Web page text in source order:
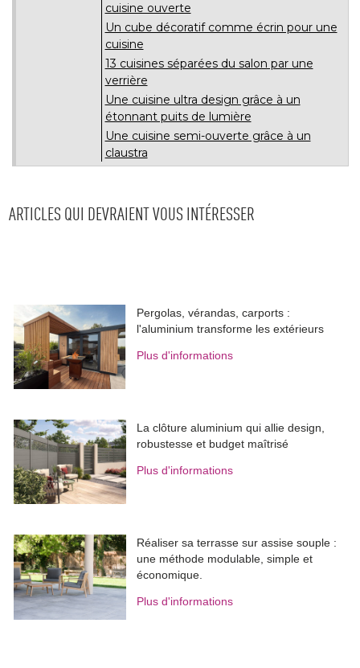
cuisine ouverte
Un cube décoratif comme écrin pour une
cuisine
13 cuisines séparées du salon par une
verrière
Une cuisine ultra design grâce à un
étonnant puits de lumière
Une cuisine semi-ouverte grâce à un
claustra
ARTICLES QUI DEVRAIENT VOUS INTÉRESSER
Pergolas, vérandas, carports :
l'aluminium transforme les extérieurs
Plus d'informations
La clôture aluminium qui allie design,
robustesse et budget maîtrisé
Plus d'informations
Réaliser sa terrasse sur assise souple :
une méthode modulable, simple et
économique.
Plus d'informations